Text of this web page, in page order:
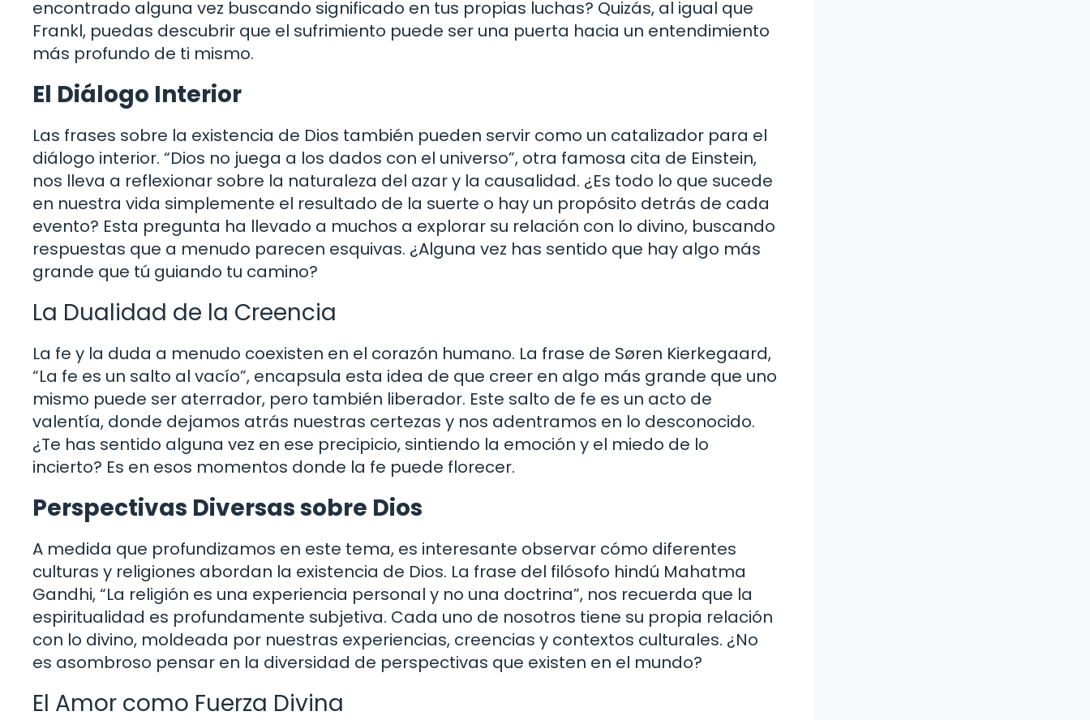
encontrado alguna vez buscando significado en tus propias luchas? Quizás, al igual que
Frankl, puedas descubrir que el sufrimiento puede ser una puerta hacia un entendimiento
más profundo de ti mismo.
El Diálogo Interior
Las frases sobre la existencia de Dios también pueden servir como un catalizador para el
diálogo interior. “Dios no juega a los dados con el universo”, otra famosa cita de Einstein,
nos lleva a reflexionar sobre la naturaleza del azar y la causalidad. ¿Es todo lo que sucede
en nuestra vida simplemente el resultado de la suerte o hay un propósito detrás de cada
evento? Esta pregunta ha llevado a muchos a explorar su relación con lo divino, buscando
respuestas que a menudo parecen esquivas. ¿Alguna vez has sentido que hay algo más
grande que tú guiando tu camino?
La Dualidad de la Creencia
La fe y la duda a menudo coexisten en el corazón humano. La frase de Søren Kierkegaard,
“La fe es un salto al vacío”, encapsula esta idea de que creer en algo más grande que uno
mismo puede ser aterrador, pero también liberador. Este salto de fe es un acto de
valentía, donde dejamos atrás nuestras certezas y nos adentramos en lo desconocido.
¿Te has sentido alguna vez en ese precipicio, sintiendo la emoción y el miedo de lo
incierto? Es en esos momentos donde la fe puede florecer.
Perspectivas Diversas sobre Dios
A medida que profundizamos en este tema, es interesante observar cómo diferentes
culturas y religiones abordan la existencia de Dios. La frase del filósofo hindú Mahatma
Gandhi, “La religión es una experiencia personal y no una doctrina”, nos recuerda que la
espiritualidad es profundamente subjetiva. Cada uno de nosotros tiene su propia relación
con lo divino, moldeada por nuestras experiencias, creencias y contextos culturales. ¿No
es asombroso pensar en la diversidad de perspectivas que existen en el mundo?
El Amor como Fuerza Divina